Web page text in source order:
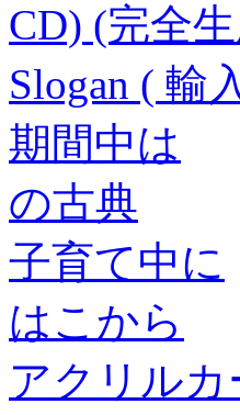
CD) (完全
Slogan ( 輸
期間中は
の古典
子育て中に
はこから
アクリルカ